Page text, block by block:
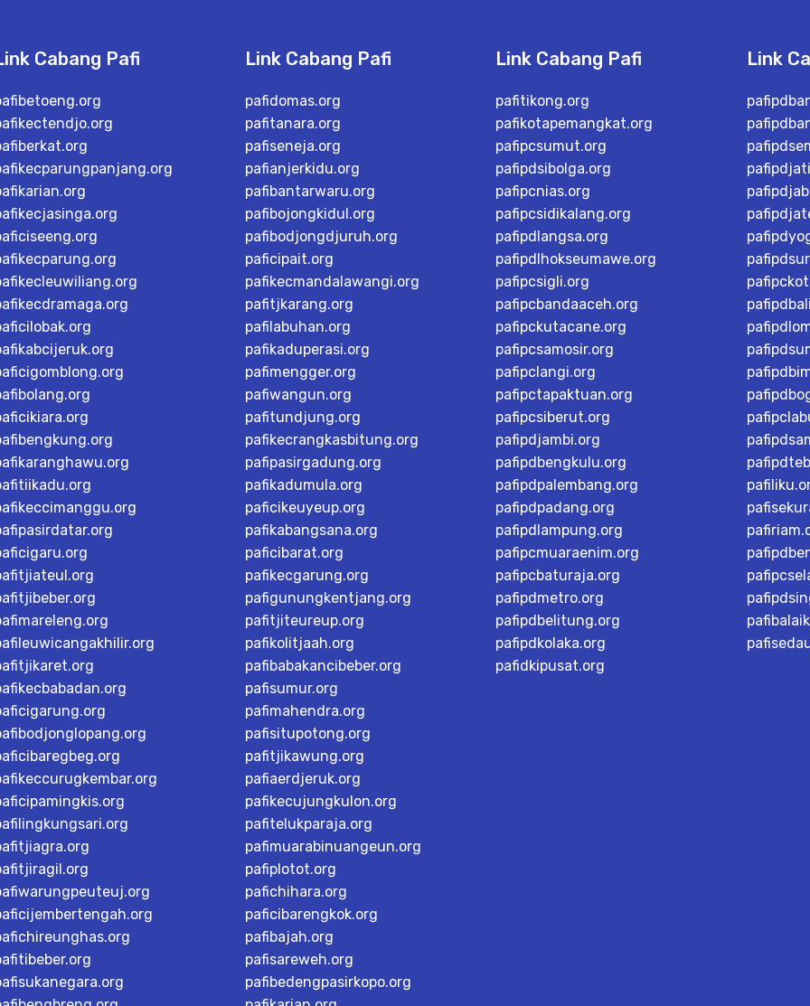
Cabang Pafi Link Cabang Pafi
pafidomas.org
pafitanara.org
pafiseneja.org
pafianjerkidu.org
pafibantarwaru.org
pafibojongkidul.org
pafibodjongdjuruh.org
paficipait.org
pafikecmandalawangi.org
pafitjkarang.org
pafilabuhan.org
pafikaduperasi.org
pafimengger.org
pafiwangun.org
pafitundjung.org
pafikecrangkasbitung.org
pafipasirgadung.org
pafikadumula.org
paficikeuyeup.org
pafikabangsana.org
paficibarat.org
pafikecgarung.org
pafigunungkentjang.org
pafitjiteureup.org
pafikolitjaah.org
pafibabakancibeber.org
pafisumur.org
pafimahendra.org
pafisitupotong.org
pafitjikawung.org
pafiaerdjeruk.org
pafikecujungkulon.org
pafitelukparaja.org
pafimuarabinuangeun.org
pafiplotot.org
pafichihara.org
paficibarengkok.org
pafibajah.org
pafisareweh.org
pafibedengpasirkopo.org
Link Cabang Pafi
pafitikong.org
pafikotapemangkat.org
pafipcsumut.org
pafipdsibolga.org
pafipcnias.org
pafipcsidikalang.org
pafipdlangsa.org
pafipdlhokseumawe.org
pafipcsigli.org
pafipcbandaaceh.org
pafipckutacane.org
pafipcsamosir.org
pafipclangi.org
pafipctapaktuan.org
pafipcsiberut.org
pafipdjambi.org
pafipdbengkulu.org
pafipdpalembang.org
pafipdpadang.org
pafipdlampung.org
pafipcmuaraenim.org
pafipcbaturaja.org
pafipdmetro.org
pafipdbelitung.org
pafipdkolaka.org
pafidkipusat.org
Link